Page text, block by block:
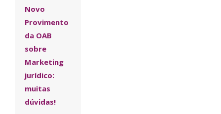
Novo
Provimento
da OAB
sobre
Marketing
jurídico:
muitas
dúvidas!